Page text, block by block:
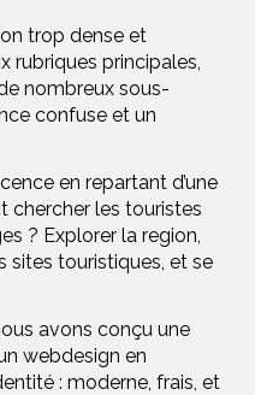
trop dense et
rubriques principales,
nombreux sous-
confuse et un
en repartant d’une
chercher les touristes
? Explorer la region,
sites touristiques, et se
avons conçu une
webdesign en
: moderne, frais, et